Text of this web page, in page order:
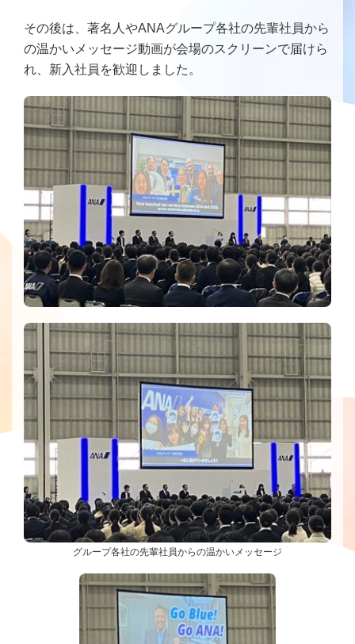
その後は、著名人やANAグループ各社の先輩社員から
の温かいメッセージ動画が会場のスクリーンで届けら
れ、新入社員を歓迎しました。
グループ各社の先輩社員からの温かいメッセージ